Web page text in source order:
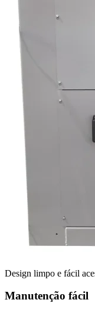
Design limpo e fácil
Manutenção fácil